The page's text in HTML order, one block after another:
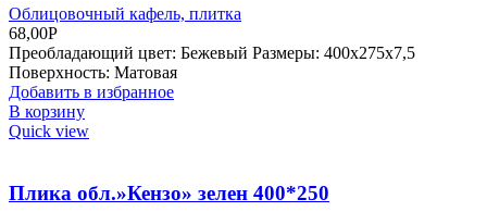
Облицовочный кафель, плитка
68,00Р
Преобладающий цвет: Бежевый Размеры: 400х275х7,5
Поверхность: Матовая
Добавить в избранное
В корзину
Quick view
Плика обл.»Кензо» зелен 400*250